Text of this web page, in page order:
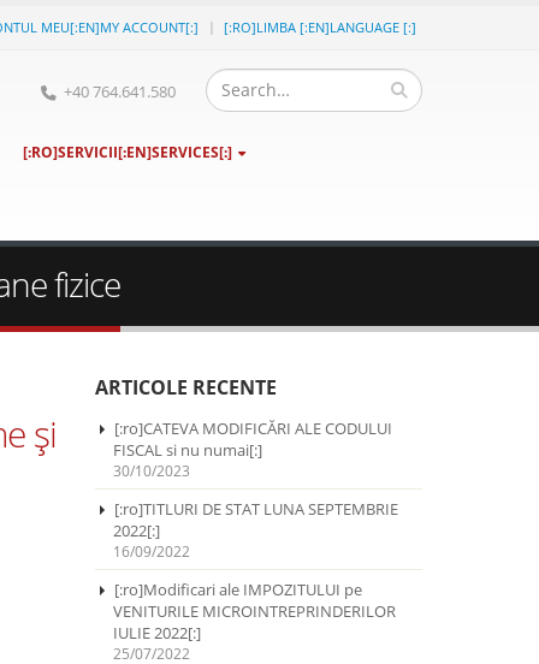
MEU[:EN]MY ACCOUNT[:] [:RO]LIMBA [:EN]LANGUAGE [:]
+40 764.641.580
[:RO]SERVICII[:EN]SERVICES[:]
fizice
şi
ARTICOLE RECENTE
[:ro]CATEVA MODIFICĂRI ALE CODULUI
FISCAL si nu numai[:]
30/10/2023
[:ro]TITLURI DE STAT LUNA SEPTEMBRIE
2022[:]
16/09/2022
[:ro]Modificari ale IMPOZITULUI pe
VENITURILE MICROINTREPRINDERILOR
IULIE 2022[:]
25/07/2022